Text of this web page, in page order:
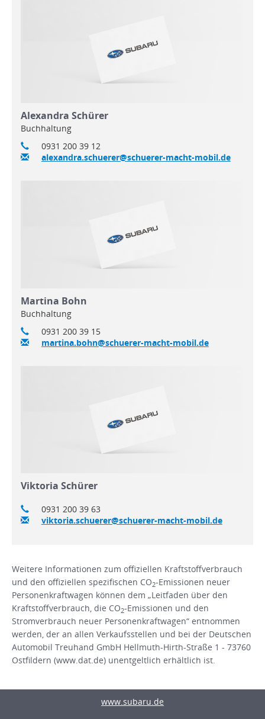
Alexandra Schürer
Buchhaltung
0931 200 39 12
alexandra.schuerer@schuerer-macht-mobil.de
Martina Bohn
Buchhaltung
0931 200 39 15
martina.bohn@schuerer-macht-mobil.de
Viktoria Schürer
0931 200 39 63
viktoria.schuerer@schuerer-macht-mobil.de
Weitere Informationen zum offiziellen Kraftstoffverbrauch
und den offiziellen spezifischen CO2-Emissionen neuer
Personenkraftwagen können dem „Leitfaden über den
Kraftstoffverbrauch, die CO2-Emissionen und den
Stromverbrauch neuer Personenkraftwagen“ entnommen
werden, der an allen Verkaufsstellen und bei der Deutschen
Automobil Treuhand GmbH Hellmuth-Hirth-Straße 1 - 73760
Ostfildern (www.dat.de) unentgeltlich erhältlich ist.
www.subaru.de